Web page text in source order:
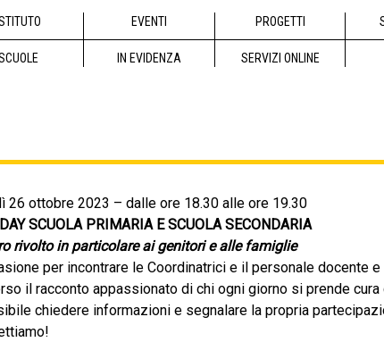
EVENTI PROGETTI
IN EVIDENZA SERVIZI ONLINE
26 ottobre 2023 – dalle ore 18.30 alle ore 19.30
SCUOLA PRIMARIA E SCUOLA SECONDARIA
rivolto in particolare ai genitori e alle famiglie
per incontrare le Coordinatrici e il personale
il racconto appassionato di chi ogni giorno si prende
chiedere informazioni e segnalare la propria